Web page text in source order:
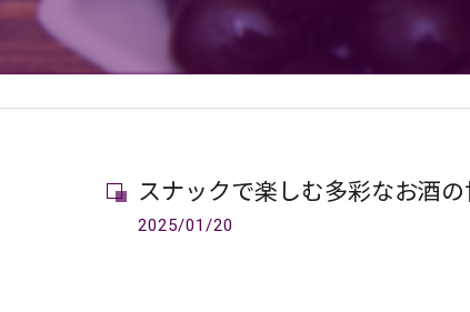
スナックで楽しむ多彩なお酒
2025/01/20